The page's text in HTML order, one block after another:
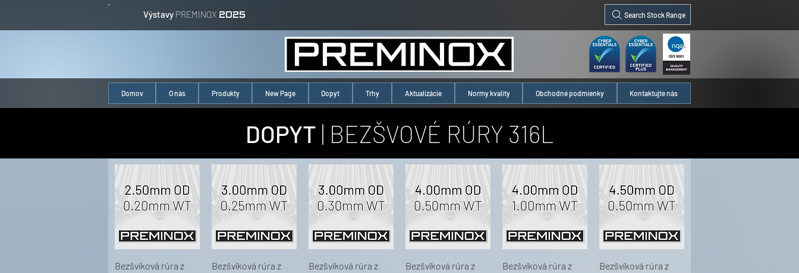
Výstavy PREMINOX 2025 Search Stock Range
Domov O nás Produkty New Page Dopyt Trhy Aktualizácie Normy kvality Obchodné podmienky Kontaktujte nás
DOPYT | BEZŠVOVÉ RÚRY 316L
Bezšvíková rúra z
Bezšvíková rúra z
Bezšvíková rúra z
Bezšvíková rúra z
Bezšvíková rúra z
Bezšvíková rúra z